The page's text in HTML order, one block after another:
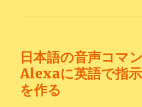
日本語の音声コマ
Alexaに英語で指
を作る